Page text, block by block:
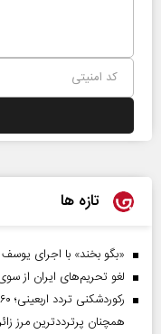
تازه ها
«بگو بخند» با اجرای
لغو تحریم‌های ایران از
همچنان پرترددترین مرز